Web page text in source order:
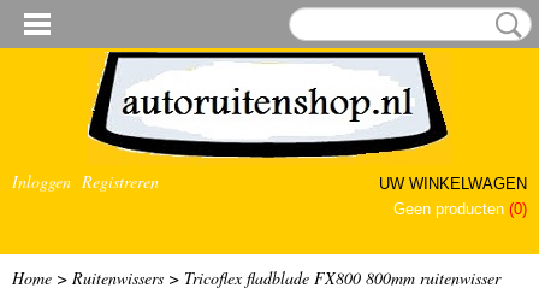
Inloggen Registreren
UW WINKELWAGEN
Geen producten (0)
Home > Ruitenwissers > Tricoflex fladblade FX800 800mm ruitenwisser